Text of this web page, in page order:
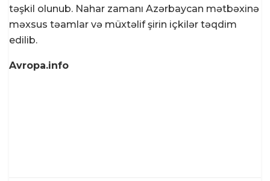
təşkil olunub. Nahar zamanı Azərbaycan mətbəxinə
məxsus təamlar və müxtəlif şirin içkilər təqdim
edilib.
Avropa.info